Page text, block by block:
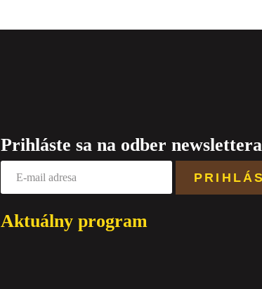
Prihláste sa na odber newslettera
Aktuálny program